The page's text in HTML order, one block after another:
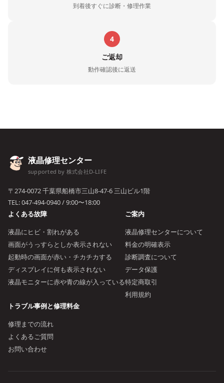
到着後すぐに診断・修理作業
4
ご返却
動作確認後に返送
液晶修理センター
supported by 株式会社D-LIFE
〒274-0072 千葉県船橋市三山8-47-6 三山ビル1階
TEL:047-494-0940/ 9:00〜18:00
よくある故障
液晶にヒビ・割れがある
画面がうっすらとしか表示されない
起動時の画面が赤い・チカチカする
ディスプレイに何も表示されない
液晶モニターに赤や青の線が入っている
ご案内
液晶修理センターについて
料金の明確表示
診断調査について
データ保護
特定商取引
利用規約
トラブル事例と修理料金
修理までの流れ
よくあるご質問
お問い合わせ